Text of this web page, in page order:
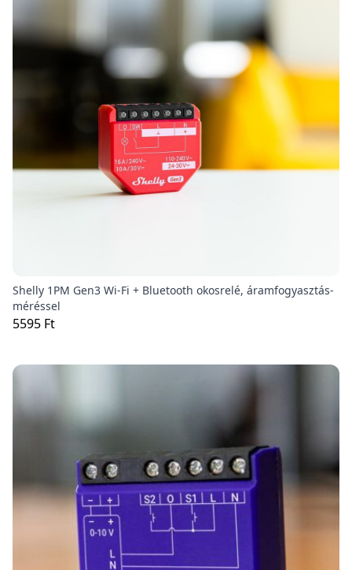
Shelly 1PM Gen3 Wi-Fi + Bluetooth okosrelé, áramfogyasztás-
méréssel
5595 Ft